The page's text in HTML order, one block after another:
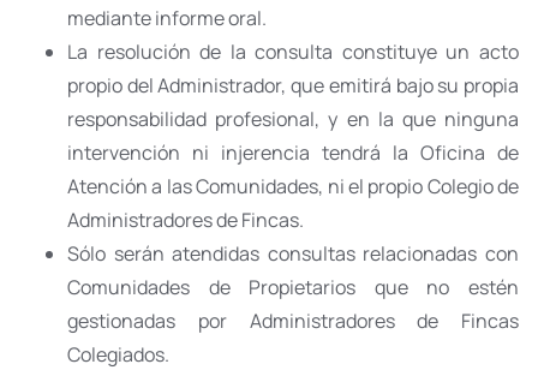
mediante informe oral.
La resolución de la consulta constituye un acto
propio del Administrador, que emitirá bajo su propia
responsabilidad profesional, y en la que ninguna
intervención ni injerencia tendrá la Oficina de
Atención a las Comunidades, ni el propio Colegio de
Administradores de Fincas.
Sólo serán atendidas consultas relacionadas con
Comunidades de Propietarios que no estén
gestionadas por Administradores de Fincas
Colegiados.